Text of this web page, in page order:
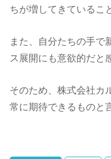
ちが増してきているこ
また、自分たちの手で
ス展開にも意欲的だと
そのため、株式会社カ
常に期待できるものと